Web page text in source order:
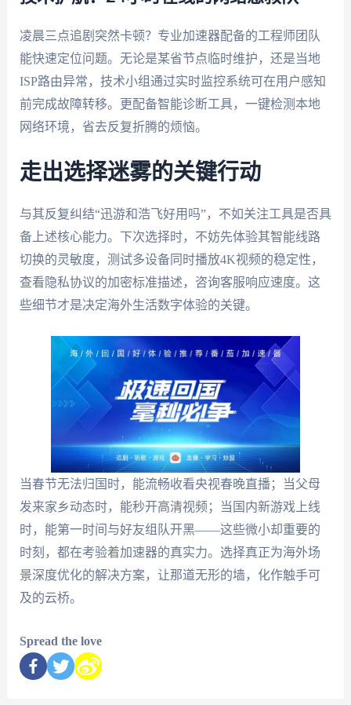
凌晨三点追剧突然卡顿？专业加速器配备的工程师团队
能快速定位问题。无论是某省节点临时维护，还是当地
ISP路由异常，技术小组通过实时监控系统可在用户感知
前完成故障转移。更配备智能诊断工具，一键检测本地
网络环境，省去反复折腾的烦恼。
走出选择迷雾的关键行动
与其反复纠结“迅游和浩飞好用吗”，不如关注工具是否具
备上述核心能力。下次选择时，不妨先体验其智能线路
切换的灵敏度，测试多设备同时播放4K视频的稳定性，
查看隐私协议的加密标准描述，咨询客服响应速度。这
些细节才是决定海外生活数字体验的关键。
当春节无法归国时，能流畅收看央视春晚直播；当父母
发来家乡动态时，能秒开高清视频；当国内新游戏上线
时，能第一时间与好友组队开黑——这些微小却重要的
时刻，都在考验着加速器的真实力。选择真正为海外场
景深度优化的解决方案，让那道无形的墙，化作触手可
及的云桥。
Spread the love